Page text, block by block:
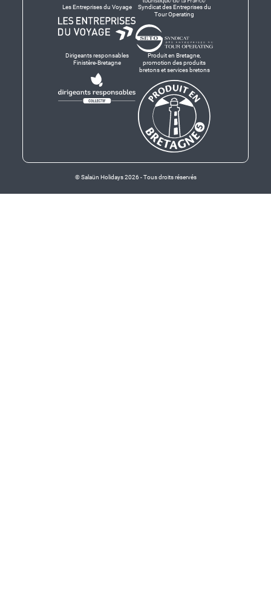
Les Entreprises du Voyage
Syndicat des Entreprises du
Tour Operating
Dirigeants responsables
Finistère-Bretagne
Produit en Bretagne,
promotion des produits
bretons et services bretons
© Salaün Holidays 2026 - Tous droits réservés